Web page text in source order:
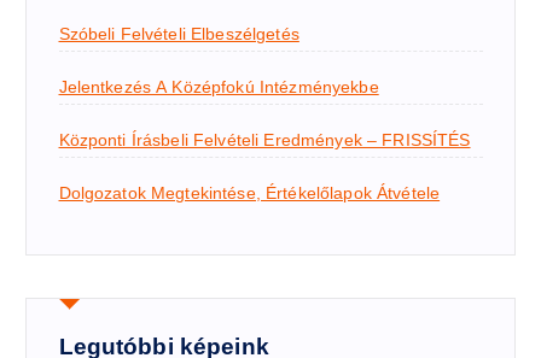
Szóbeli Felvételi Elbeszélgetés
Jelentkezés A Középfokú Intézményekbe
Központi Írásbeli Felvételi Eredmények – FRISSÍTÉS
Dolgozatok Megtekintése, Értékelőlapok Átvétele
Legutóbbi képeink